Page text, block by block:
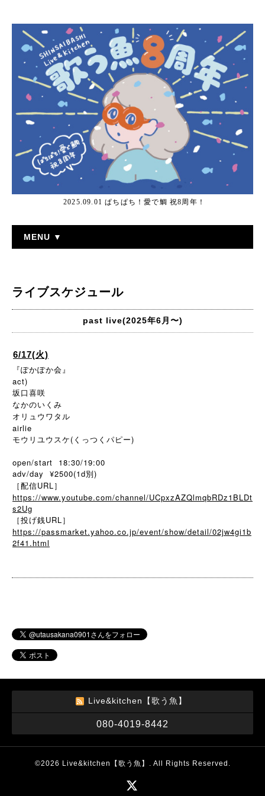
2025.09.01 ぱちぱち！愛で鯛 祝8周年！
MENU ▼
ライブスケジュール
past live(2025年6月〜)
6/17(火)
『ぽかぽか会』
act)
坂口喜咲
なかのいくみ
オリュウワタル
airlie
モウリユウスケ(くっつくパピー)
open/start 18:30/19:00
adv/day ¥2500(1d別)
［配信URL］
https://www.youtube.com/channel/UCpxzAZQlmqbRDz1BLDt
s2Ug
［投げ銭URL］
https://passmarket.yahoo.co.jp/event/show/detail/02jw4gi1b
2f41.html
Live&kitchen【歌う魚】
080-4019-8442
©2026 Live&kitchen【歌う魚】 . All Rights Reserved.